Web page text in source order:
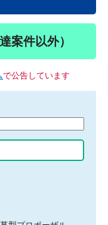
案件以外）
で公告しています